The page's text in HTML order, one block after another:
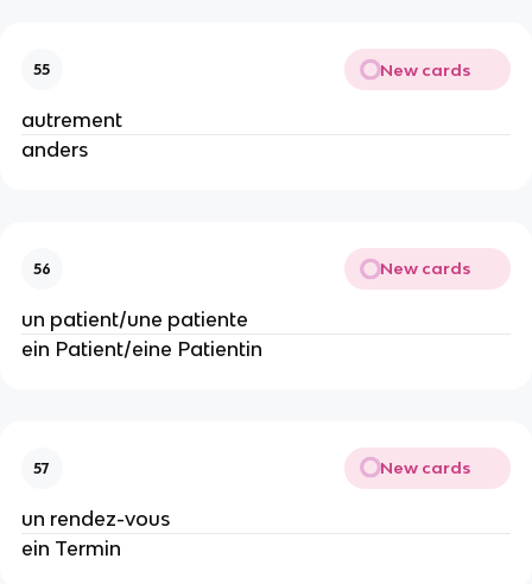
55 New cards
autrement
anders
56 New cards
un patient/une patiente
ein Patient/eine Patientin
57 New cards
un rendez-vous
ein Termin